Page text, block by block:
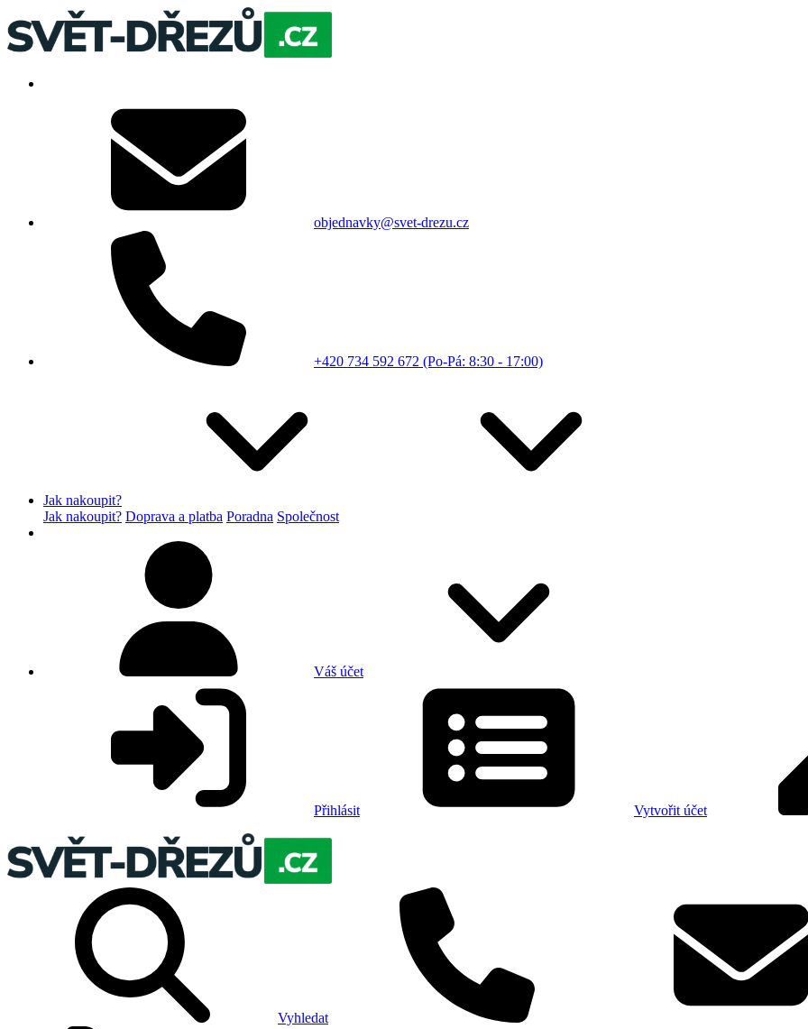
objednavky@svet-drezu.cz
+420 734 592 672 (Po-Pá: 8:30 - 17:00)
Jak nakoupit?
Jak nakoupit? Doprava a platba Poradna Společnost
Váš účet
Přihlásit Vytvořit účet
Vyhledat